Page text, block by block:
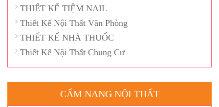
THIẾT KẾ TIỆM NAIL
Thiết Kế Nội Thất Văn Phòng
THIẾT KẾ NHÀ THUỐC
Thiết Kế Nội Thất Chung Cư
CẨM NANG NỘI THẤT